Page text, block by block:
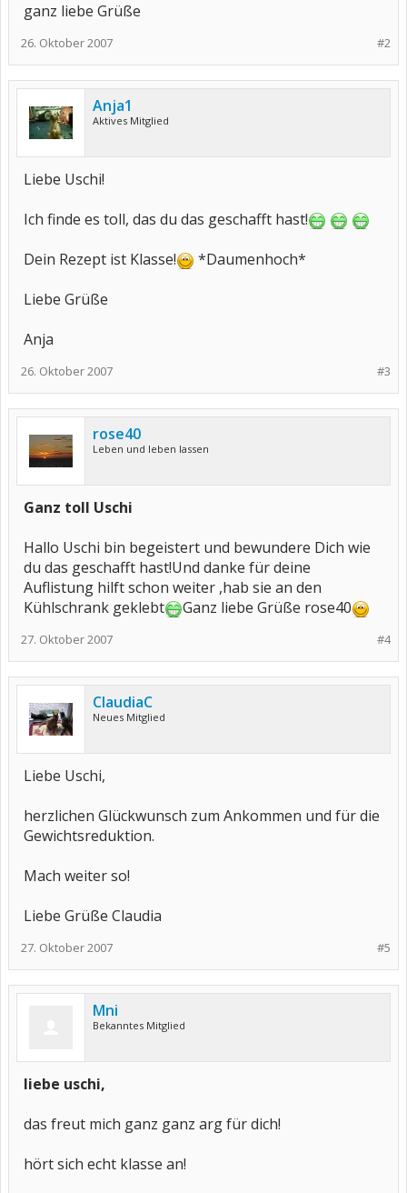
ganz liebe Grüße
#2
26. Oktober 2007
Anja1
Aktives Mitglied
Liebe Uschi!
Ich finde es toll, das du das geschafft hast!
Dein Rezept ist Klasse!
*Daumenhoch*
Liebe Grüße
Anja
#3
26. Oktober 2007
rose40
Leben und leben lassen
Ganz toll Uschi
Hallo Uschi bin begeistert und bewundere Dich wie
du das geschafft hast!Und danke für deine
Auflistung hilft schon weiter ,hab sie an den
Kühlschrank geklebt
Ganz liebe Grüße rose40
#4
27. Oktober 2007
ClaudiaC
Neues Mitglied
Liebe Uschi,
herzlichen Glückwunsch zum Ankommen und für die
Gewichtsreduktion.
Mach weiter so!
Liebe Grüße Claudia
#5
27. Oktober 2007
Mni
Bekanntes Mitglied
liebe uschi,
das freut mich ganz ganz arg für dich!
hört sich echt klasse an!